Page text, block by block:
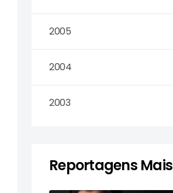
2005
2004
2003
Reportagens